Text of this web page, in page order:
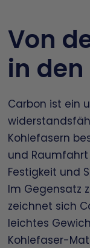
Von
in
Carbon ist ein
Kohlefasern
und
Festigkeit und
Im Gegensatz
zeichnet sich
leichtes
Kohlefaser-